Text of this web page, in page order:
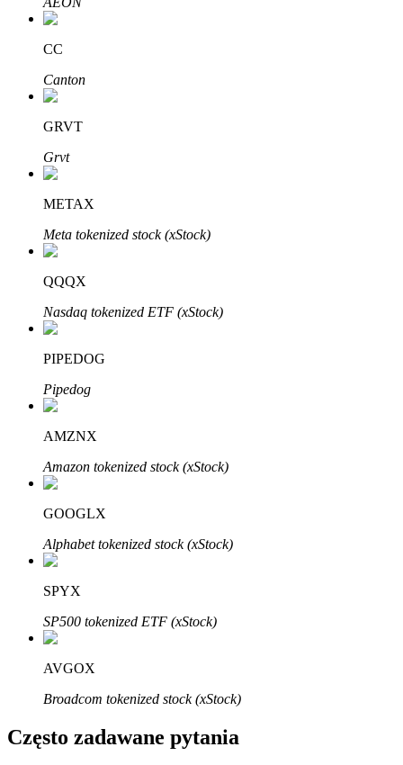
Automatyczna inwestycja
Zdobądź długoterminowy zysk i elastyczne zainteresowania
Bitrue
Bitruści Partnerzy
Afiliaci Bitrue
CC
Canton
GRVT
Grvt
METAX
Meta tokenized stock (xStock)
QQQX
Nasdaq tokenized ETF (xStock)
PIPEDOG
Pipedog
AMZNX
Amazon tokenized stock (xStock)
GOOGLX
Alphabet tokenized stock (xStock)
SPYX
SP500 tokenized ETF (xStock)
AVGOX
Broadcom tokenized stock (xStock)
Często zadawane pytania